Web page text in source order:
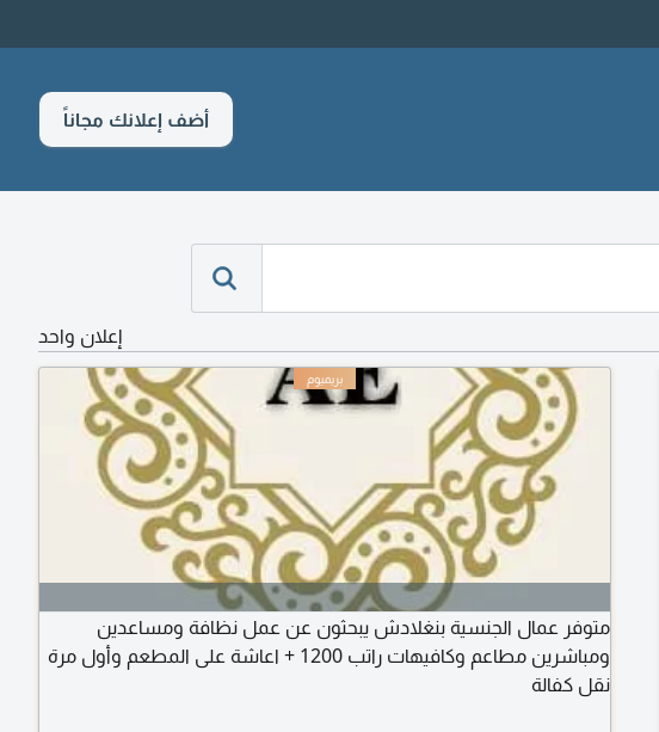
أضف إعلانك مجاناً
إعلان واحد
متوفر عمال الجنسية بنغلادش يبحثون عن عمل نظافة ومساعدين
ومباشرين مطاعم وكافيهات راتب 1200 + اعاشة على المطعم وأول مرة
نقل كفالة